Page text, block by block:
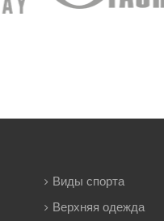
Виды спорта
Верхняя одежда